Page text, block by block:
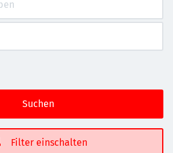
Suchen
Filter einschalten